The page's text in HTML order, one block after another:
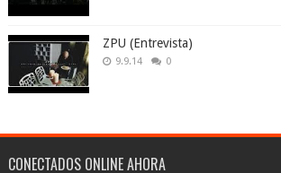
ZPU (Entrevista)
9.9.14 0
CONECTADOS ONLINE AHORA